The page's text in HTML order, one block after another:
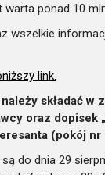
ponad 10
wszelkie
link.
składać
oraz dopisek
(pokój
do dnia 29